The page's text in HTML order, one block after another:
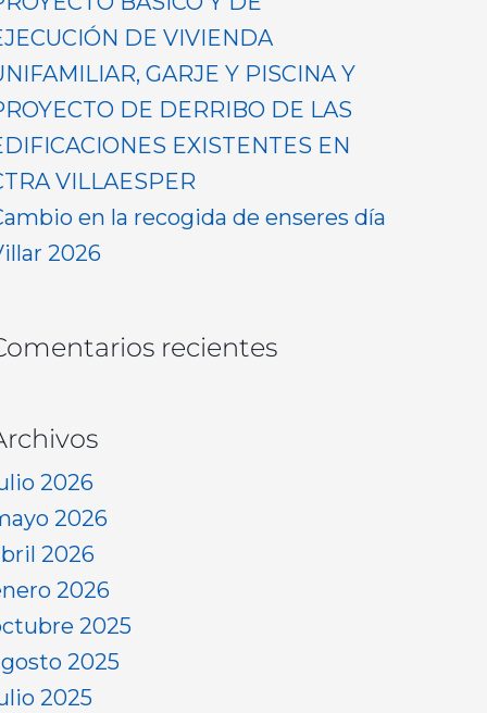
DE VIVIENDA
GARJE Y PISCINA Y
DE DERRIBO DE LAS
EXISTENTES EN
VILLAESPER
en la recogida de enseres día
2026
recientes
2026
2026
2026
2026
2025
2025
2025